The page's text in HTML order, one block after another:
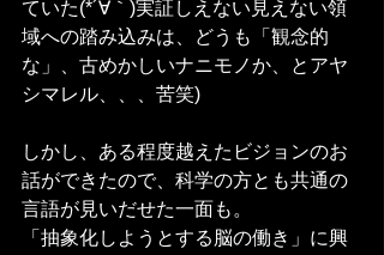
ていた(*´∀｀)実証しえない見えない領
域への踏み込みは、どうも「観念的
な」、古めかしいナニモノか、とアヤ
シマレル、、、苦笑)
しかし、ある程度越えたビジョンのお
話ができたので、科学の方とも共通の
言語が見いだせた一面も。
「抽象化しようとする脳の働き」に興